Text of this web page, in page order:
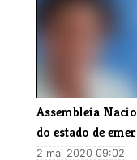
Assembleia
do estado de
2 mai 2020 09:02